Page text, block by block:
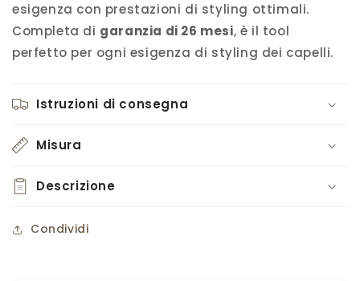
esigenza con prestazioni di styling ottimali.
Completa di garanzia di 26 mesi, è il tool
perfetto per ogni esigenza di styling dei capelli.
Istruzioni di consegna
Misura
Descrizione
Condividi